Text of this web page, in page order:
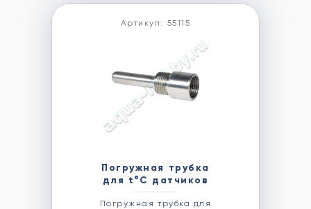
Артикул: 55115
Погружная трубка
для t°C датчиков
Погружная трубка для